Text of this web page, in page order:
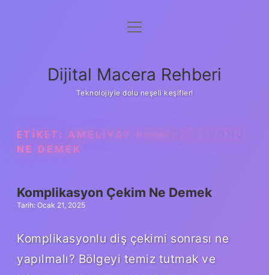
Anasayfa
Yasal Uyarı
menüyü
Dijital Macera Rehberi
Teknolojiyle dolu neşeli keşifler!
ETIKET: AMELIYAT KOMPLIKASYONU
NE DEMEK
Komplikasyon Çekim Ne Demek
Tarih: Ocak 21, 2025
Komplikasyonlu diş çekimi sonrası ne
yapılmalı? Bölgeyi temiz tutmak ve